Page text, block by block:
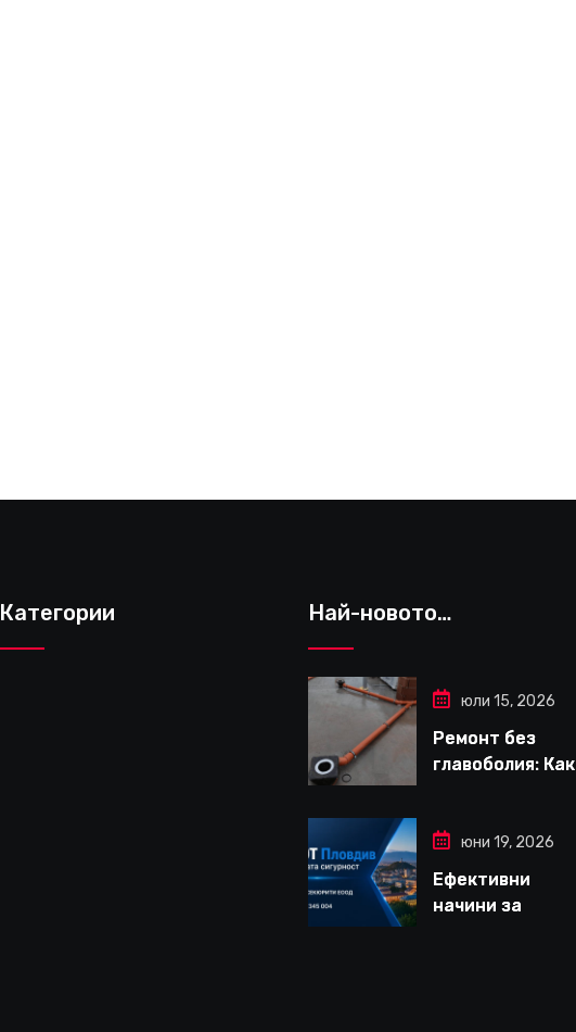
Категории Най-новото…
юли 15, 2026
Ремонт без
главоболия: Как
за вътрешни
ремонти във
Варна
юни 19, 2026
Ефективни
начини за